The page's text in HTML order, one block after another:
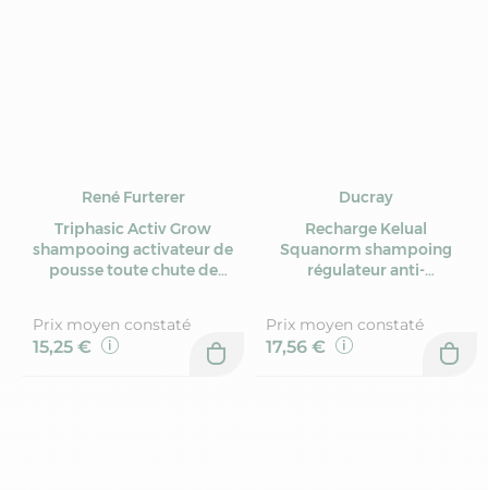
René Furterer
Triphasic Activ Grow
shampooing activateur de
pousse toute chute de
Prix moyen constaté
15,25 €
Ducray
Recharge Kelual
Squanorm shampoing
régulateur anti-
Prix moyen constaté
17,56 €